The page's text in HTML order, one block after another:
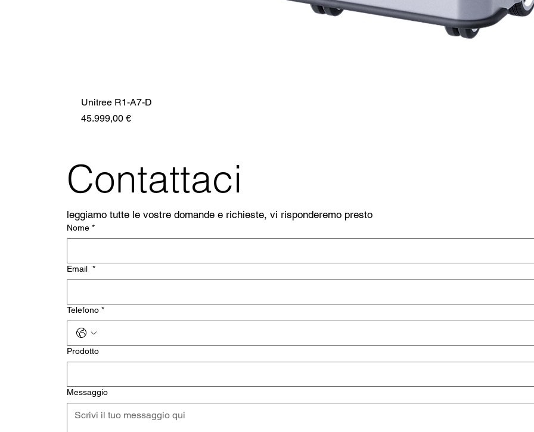
Unitree R1-A7-D
Prezzo
45.999,00 €
Contattaci
leggiamo tutte le vostre domande e richieste, vi risponderemo presto
Nome *
Email *
Telefono *
Prodotto
Messaggio